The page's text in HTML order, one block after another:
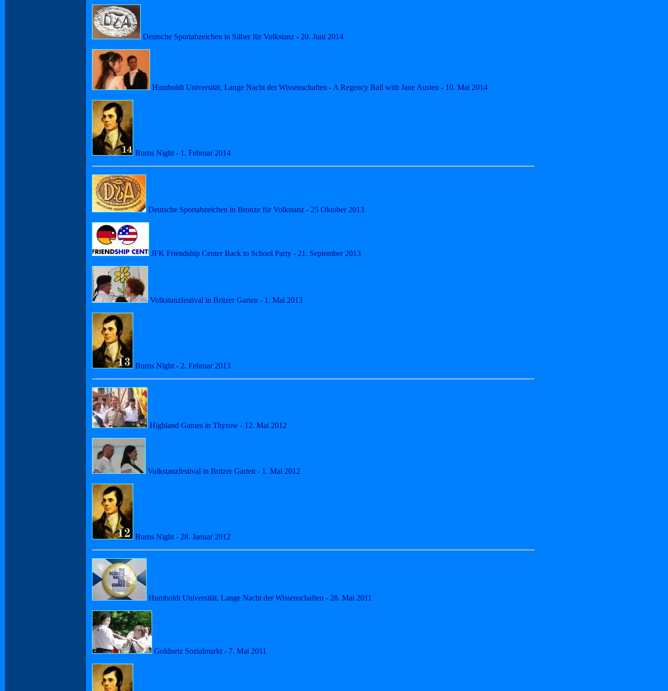
Deutsche Sportabzeichen in Silber für Volkstanz - 20. Juni 2014
Humboldt Universität, Lange Nacht der Wissenschaften - A Regency Ball with Jane Austen - 10. Mai 2014
Burns Night - 1. Februar 2014
Deutsche Sportabzeichen in Bronze für Volkstanz - 25 Oktober 2013
JFK Friendship Center Back to School Party - 21. September 2013
Volkstanzfestival in Britzer Garten - 1. Mai 2013
Burns Night - 2. Februar 2013
Highland Games in Thyrow - 12. Mai 2012
Volkstanzfestival in Britzer Garten - 1. Mai 2012
Burns Night - 28. Januar 2012
Humboldt Universität, Lange Nacht der Wissenschaften - 28. Mai 2011
Goldnetz Sozialmarkt - 7. Mai 2011